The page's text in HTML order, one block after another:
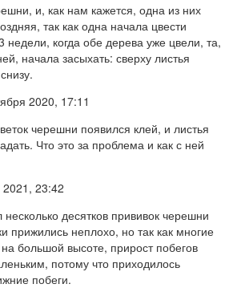
и, как нам кажется, одна из них
так как одна начала цвести
недели, когда обе дерева уже цвели, та,
начала засыхать: сверху листья
2020, 17:11
черешни появился клей, и листья
Что это за проблема и как с ней
23:42
десятков прививок черешни
прижились неплохо, но так как многие
большой высоте, прирост побегов
потому что приходилось
побеги.